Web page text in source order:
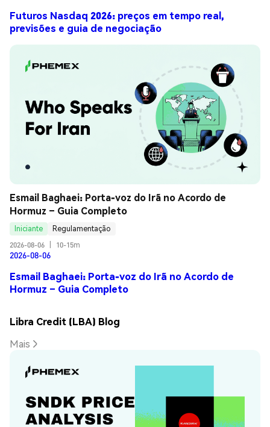
Futuros Nasdaq 2026: preços em tempo real,
previsões e guia de negociação
Esmail Baghaei: Porta-voz do Irã no Acordo de
Hormuz – Guia Completo
Iniciante
Regulamentação
2026-08-06
10-15m
2026-08-06
Esmail Baghaei: Porta-voz do Irã no Acordo de
Hormuz – Guia Completo
Libra Credit (LBA) Blog
Mais